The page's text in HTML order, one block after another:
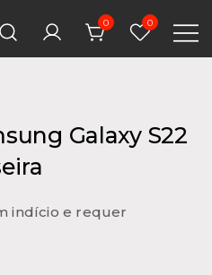
0 0
Galaxy S22
indício e requer